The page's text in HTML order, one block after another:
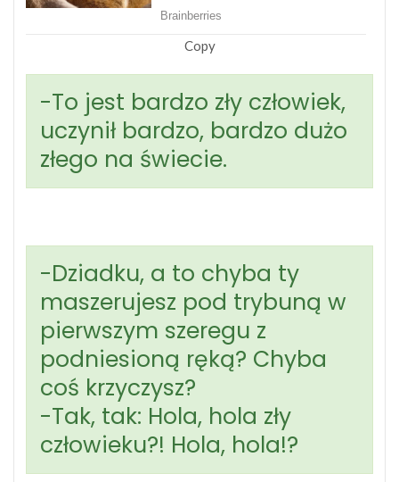
Copy
-To jest bardzo zły człowiek,
uczynił bardzo, bardzo dużo
złego na świecie.
-Dziadku, a to chyba ty
maszerujesz pod trybuną w
pierwszym szeregu z
podniesioną ręką? Chyba
coś krzyczysz?
-Tak, tak: Hola, hola zły
człowieku?! Hola, hola!?